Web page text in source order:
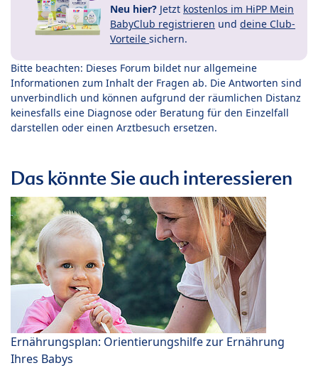
Neu hier? Jetzt kostenlos im HiPP Mein
BabyClub registrieren und deine Club-
Vorteile sichern.
Bitte beachten: Dieses Forum bildet nur allgemeine
Informationen zum Inhalt der Fragen ab. Die Antworten sind
unverbindlich und können aufgrund der räumlichen Distanz
keinesfalls eine Diagnose oder Beratung für den Einzelfall
darstellen oder einen Arztbesuch ersetzen.
Das könnte Sie auch interessieren
Ernährungsplan: Orientierungshilfe zur Ernährung
Ihres Babys